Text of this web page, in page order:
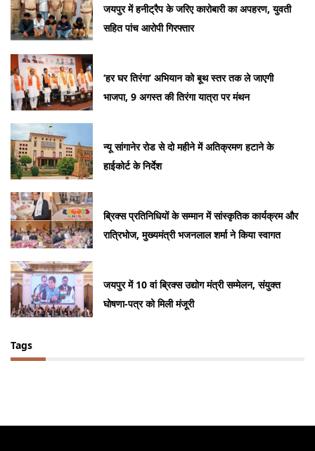
जयपुर में हनीट्रैप के जरिए कारोबारी का अपहरण, युवती
सहित पांच आरोपी गिरफ्तार
‘हर घर तिरंगा’ अभियान को बूथ स्तर तक ले जाएगी
भाजपा, 9 अगस्त की तिरंगा यात्रा पर मंथन
न्यू सांगानेर रोड से दो महीने में अतिक्रमण हटाने के
हाईकोर्ट के निर्देश
ब्रिक्स प्रतिनिधियों के सम्मान में सांस्कृतिक कार्यक्रम और
रात्रिभोज, मुख्यमंत्री भजनलाल शर्मा ने किया स्वागत
जयपुर में 10 वां ब्रिक्स उद्योग मंत्री सम्मेलन, संयुक्त
घोषणा-पत्र को मिली मंजूरी
Tags